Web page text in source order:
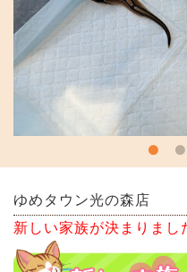
ゆめタウン光の森店
新しい家族が決まりま